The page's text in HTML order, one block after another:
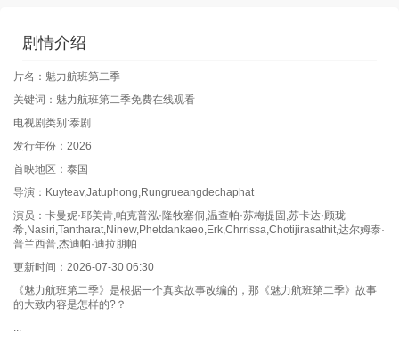
剧情介绍
片名：魅力航班第二季
关键词：魅力航班第二季免费在线观看
电视剧类别:泰剧
发行年份：2026
首映地区：泰国
导演：Kuyteav,Jatuphong,Rungrueangdechaphat
演员：卡曼妮·耶美肯,帕克普泓·隆牧塞侗,温查帕·苏梅提固,苏卡达·顾珑
希,Nasiri,Tantharat,Ninew,Phetdankaeo,Erk,Chrrissa,Chotijirasathit,达尔姆泰·
普兰西普,杰迪帕·迪拉朋帕
更新时间：2026-07-30 06:30
《魅力航班第二季》是根据一个真实故事改编的，那《魅力航班第二季》故事
的大致内容是怎样的?？
...